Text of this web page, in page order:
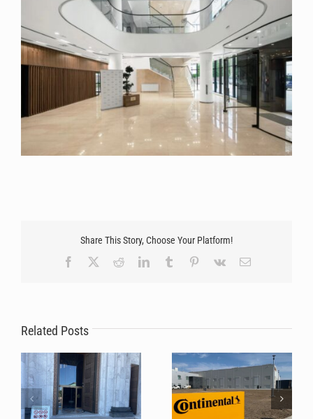
Share This Story, Choose Your Platform!
Facebook
RedditLinkedInTumblr Pinterest
Vk Email
Related Posts
Svetog Save tokom
ponovo poverava svoje